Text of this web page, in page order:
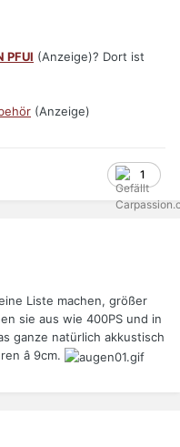
PFUI (Anzeige)? Dort ist
(Anzeige)
1
Liste machen, größer
sie aus wie 400PS und in
ganze natürlich akkustisch
â 9cm.